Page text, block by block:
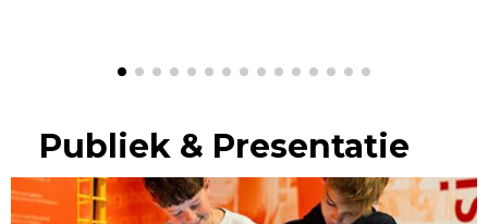
Publiek & Presentatie